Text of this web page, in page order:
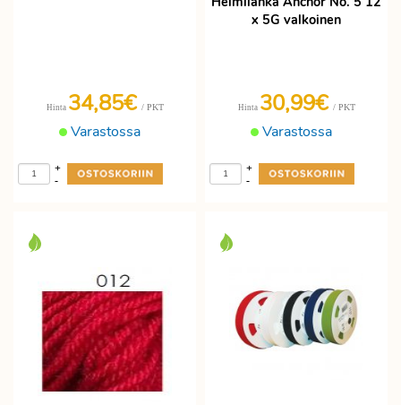
Varastossa
Hinta 34,85€ / PKT
-
+
x 5G valkoinen
Varastossa
Hinta 30,99€ / PKT
-
+